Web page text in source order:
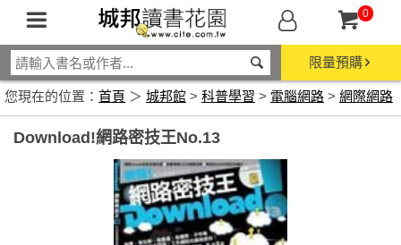
0
限量預購
您現在的位置： 首頁 ＞ 城邦館 > 科普學習 > 電腦網路 > 網際網路
Download!網路密技王No.13